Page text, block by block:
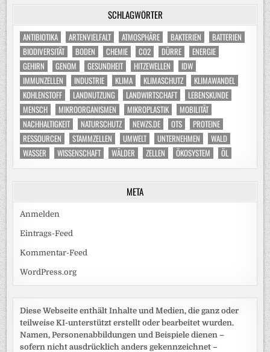
SCHLAGWÖRTER
ANTIBIOTIKA ARTENVIELFALT ATMOSPHÄRE BAKTERIEN
BATTERIEN
BIODIVERSITÄT
BODEN CHEMIE CO2 DÜRRE
ENERGIE
GEHIRN
GENOM GESUNDHEIT HITZEWELLEN
IDW
IMMUNZELLEN
INDUSTRIE KLIMA KLIMASCHUTZ
KLIMAWANDEL
KOHLENSTOFF
LANDNUTZUNG LANDWIRTSCHAFT
LEBENSKUNDE
MENSCH
MIKROORGANISMEN MIKROPLASTIK
MOBILITÄT
NACHHALTIGKEIT
NATURSCHUTZ NEWZS.DE OTS
PROTEINE
RESSOURCEN
STAMMZELLEN UMWELT UNTERNEHMEN
WALD
WASSER
WISSENSCHAFT WÄLDER ZELLEN ÖKOSYSTEM ÖL
META
Anmelden
Eintrags-Feed
Kommentar-Feed
WordPress.org
Diese Webseite enthält Inhalte und Medien, die ganz oder
teilweise KI-unterstützt erstellt oder bearbeitet wurden.
Namen, Personenabbildungen und Beispiele dienen –
sofern nicht ausdrücklich anders gekennzeichnet –